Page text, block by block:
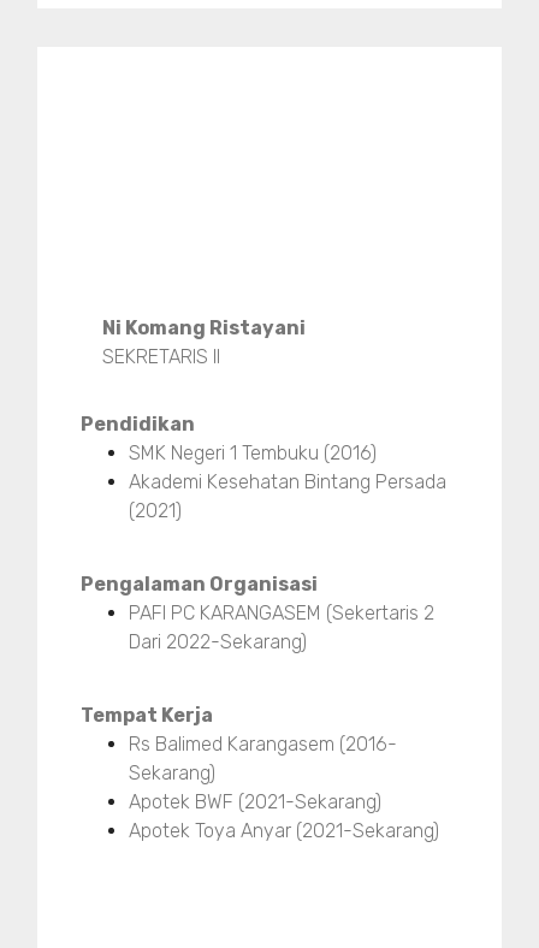
Ni Komang Ristayani
SEKRETARIS II
Pendidikan
SMK Negeri 1 Tembuku (2016)
Akademi Kesehatan Bintang Persada
(2021)
Pengalaman Organisasi
PAFI PC KARANGASEM (Sekertaris 2
Dari 2022-Sekarang)
Tempat Kerja
Rs Balimed Karangasem (2016-
Sekarang)
Apotek BWF (2021-Sekarang)
Apotek Toya Anyar (2021-Sekarang)